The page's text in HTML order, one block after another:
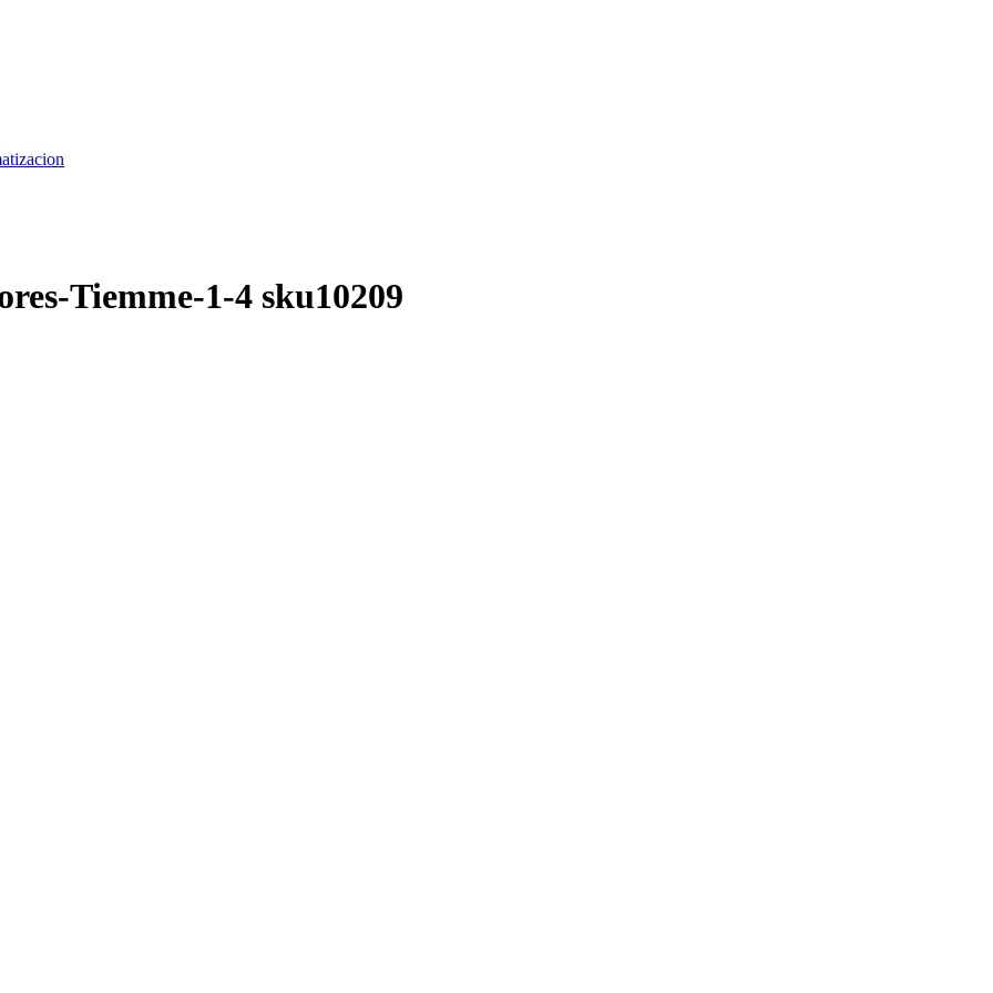
Tiemme-1-4 sku10209